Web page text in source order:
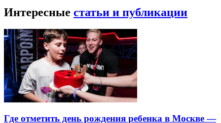
Интересные статьи и публикации
Где отметить день рождения ребенка в Москве —